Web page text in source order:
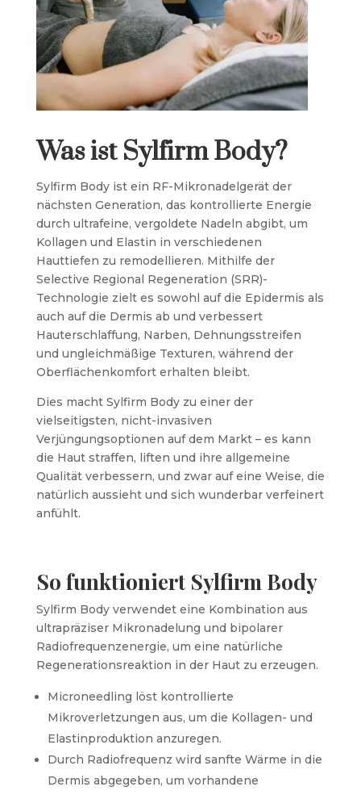
Was ist Sylfirm Body?
Sylfirm Body ist ein RF-Mikronadelgerät der
nächsten Generation, das kontrollierte Energie
durch ultrafeine, vergoldete Nadeln abgibt, um
Kollagen und Elastin in verschiedenen
Hauttiefen zu remodellieren. Mithilfe der
Selective Regional Regeneration (SRR)-
Technologie zielt es sowohl auf die Epidermis als
auch auf die Dermis ab und verbessert
Hauterschlaffung, Narben, Dehnungsstreifen
und ungleichmäßige Texturen, während der
Oberflächenkomfort erhalten bleibt.
Dies macht Sylfirm Body zu einer der
vielseitigsten, nicht-invasiven
Verjüngungsoptionen auf dem Markt – es kann
die Haut straffen, liften und ihre allgemeine
Qualität verbessern, und zwar auf eine Weise, die
natürlich aussieht und sich wunderbar verfeinert
anfühlt.
So funktioniert Sylfirm Body
Sylfirm Body verwendet eine Kombination aus
ultrapräziser Mikronadelung und bipolarer
Radiofrequenzenergie, um eine natürliche
Regenerationsreaktion in der Haut zu erzeugen.
Microneedling löst kontrollierte
Mikroverletzungen aus, um die Kollagen- und
Elastinproduktion anzuregen.
Durch Radiofrequenz wird sanfte Wärme in die
Dermis abgegeben, um vorhandene